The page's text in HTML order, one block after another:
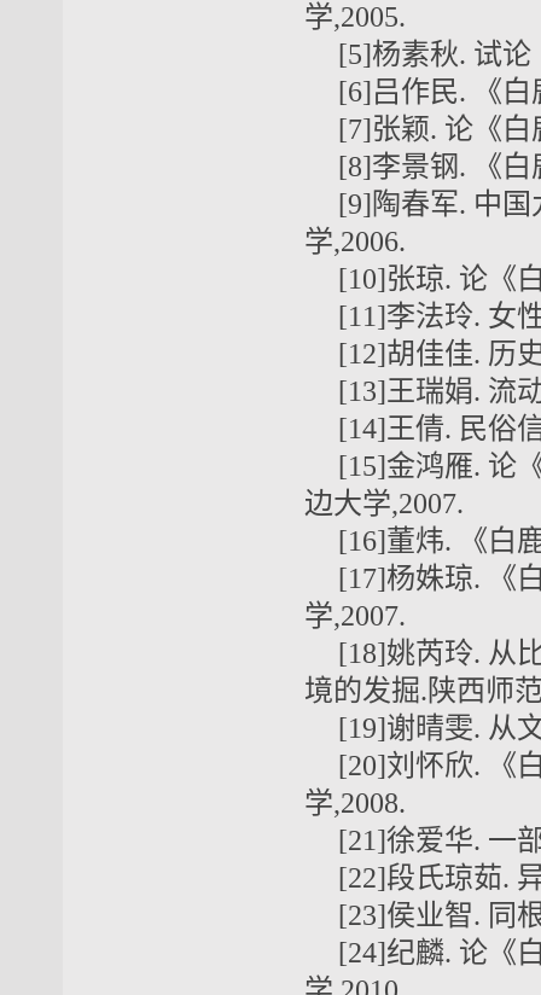
学,2005.
[5]杨素秋. 试论
[6]吕作民. 《白
[7]张颖. 论《白
[8]李景钢. 《白
[9]陶春军. 中
学,2006.
[10]张琼. 论《
[11]李法玲. 女
[12]胡佳佳. 历
[13]王瑞娟. 流
[14]王倩. 民俗
[15]金鸿雁. 论
边大学,2007.
[16]董炜. 《白
[17]杨姝琼. 《
学,2007.
[18]姚芮玲. 从
境的发掘.陕西师
[19]谢晴雯. 从
[20]刘怀欣. 《
学,2008.
[21]徐爱华. 一
[22]段氏琼茹.
[23]侯业智. 同
[24]纪麟. 论《